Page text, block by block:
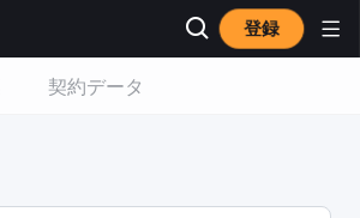
登録
契約データ